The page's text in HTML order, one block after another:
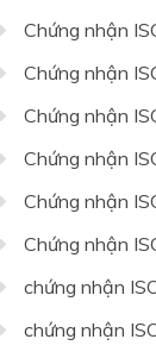
Chứng nhận
Chứng nhận
Chứng nhận
Chứng nhận
Chứng nhận
Chứng nhận
chứng nhận
chứng nhận